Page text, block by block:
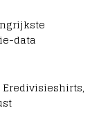
data